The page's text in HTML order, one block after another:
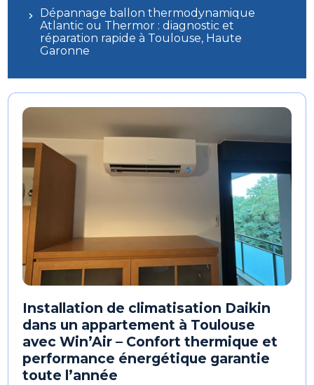
Dépannage ballon thermodynamique
Atlantic ou Thermor : diagnostic et
réparation rapide à Toulouse, Haute
Garonne
Installation de climatisation Daikin
dans un appartement à Toulouse
avec Win’Air – Confort thermique et
performance énergétique garantie
toute l’année